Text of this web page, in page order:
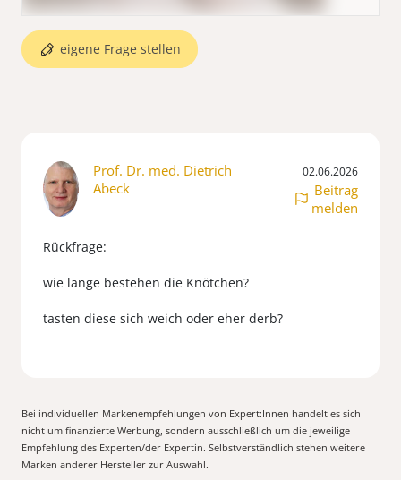
eigene Frage stellen
Prof. Dr. med. Dietrich
Abeck
02.06.2026
Beitrag
melden
Rückfrage:
wie lange bestehen die Knötchen?
tasten diese sich weich oder eher derb?
Bei individuellen Markenempfehlungen von Expert:Innen handelt es sich
nicht um finanzierte Werbung, sondern ausschließlich um die jeweilige
Empfehlung des Experten/der Expertin. Selbstverständlich stehen weitere
Marken anderer Hersteller zur Auswahl.